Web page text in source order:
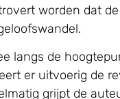
worden dat
langs de
er uitvoerig de
grijpt de